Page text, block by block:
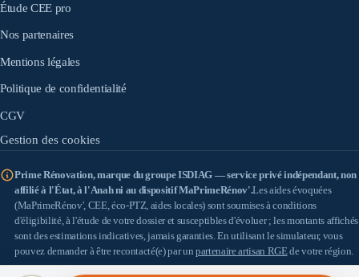
Étude CEE pro
Nos partenaires
Mentions légales
Politique de confidentialité
CGV
Gestion des cookies
Prime Rénovation, marque du groupe ISDIAG — service privé indépendant, non
affilié à l'État, à l'Anah ni au dispositif MaPrimeRénov'.Les aides évoquées
(MaPrimeRénov', CEE, éco-PTZ, aides locales) sont soumises à conditions
d'éligibilité, à l'étude de votre dossier et susceptibles d'évoluer ; les montants affichés
sont des estimations indicatives, jamais garanties. En utilisant le simulateur, vous
pouvez demander à être recontacté(e) par un partenaire artisan RGEde votre région.